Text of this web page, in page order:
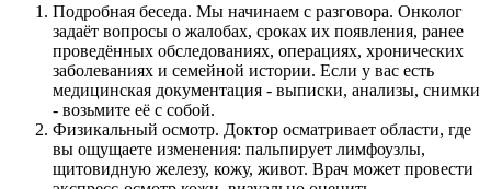
Подробная беседа. Мы начинаем с разговора. Онколог
задаёт вопросы о жалобах, сроках их появления, ранее
проведённых обследованиях, операциях, хронических
заболеваниях и семейной истории. Если у вас есть
медицинская документация - выписки, анализы, снимки
- возьмите её с собой.
Физикальный осмотр. Доктор осматривает области, где
вы ощущаете изменения: пальпирует лимфоузлы,
щитовидную железу, кожу, живот. Врач может провести